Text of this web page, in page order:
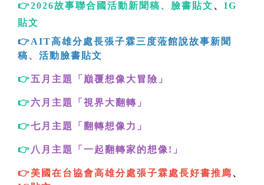
👉2026故事聯合國活動新聞稿、 臉書貼文、 IG
貼文
👉AIT高雄分處長張子霖三度蒞館說故事新聞
稿、 活動臉書貼文
👉五月主題「巔覆想像大冒險 」
👉六月主題「視界大翻轉 」
👉七月主題「翻轉想像力 」
👉 八月主題「一起翻轉家的想像! 」
👉美國在台協會高雄分處張子霖處長好書推廌、